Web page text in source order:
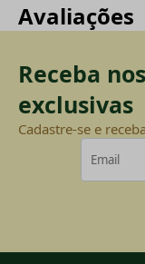
Avaliações
Receba
exclusivas
Cadastre-se e